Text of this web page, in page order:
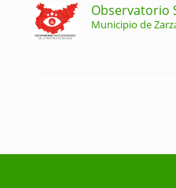
Observatorio
Municipio de